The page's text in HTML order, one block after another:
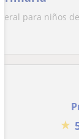
para niños
★